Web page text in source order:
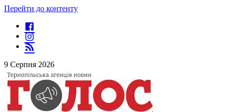
Перейти до контенту
9 Серпня 2026